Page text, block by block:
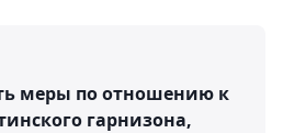
меры по отношению к
гарнизона,